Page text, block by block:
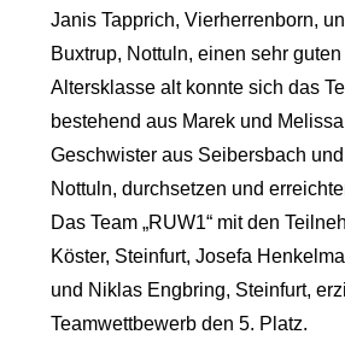
Janis Tapprich, Vierherrenborn,
Buxtrup, Nottuln, einen sehr
Altersklasse alt konnte sich das
bestehend aus Marek und
Geschwister aus Seibersbach
Nottuln, durchsetzen und
Das Team „RUW1“ mit den
Köster, Steinfurt, Josefa
und Niklas Engbring, Steinfurt,
Teamwettbewerb den 5. Platz.